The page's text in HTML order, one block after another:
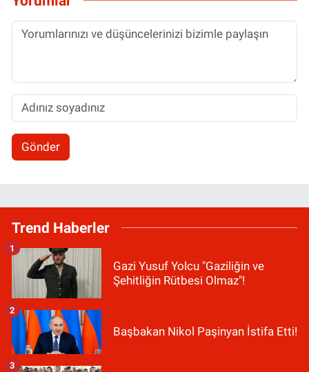
Gönder
Trend Haberler
Gazi Yusuf Yolcu "Gaziliğin ve
Şehitliğin Rütbesi Olmaz"!
1
Başbakan Nikol Paşinyan İstifa Etti!
2
3